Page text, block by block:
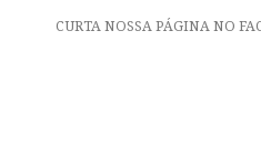
CURTA NOSSA PÁGINA NO